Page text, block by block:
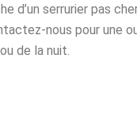
d’un serrurier pas
nous pour une
de la nuit.